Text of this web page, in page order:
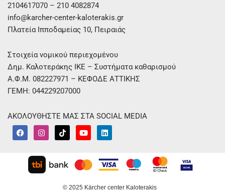
2104617070 – 210 4082874
info@karcher-center-kaloterakis.gr
Πλατεία Ιπποδαμείας 10, Πειραιάς
Στοιχεία νομικού περιεχομένου
Δημ. Καλοτεράκης ΙΚΕ – Συστήματα καθαρισμού
Α.Φ.Μ. 082227971 – ΚΕΦΟΔΕ ΑΤΤΙΚΗΣ
ΓΕΜΗ: 044229207000
ΑΚΟΛΟΥΘΗΣΤΕ ΜΑΣ ΣΤΑ SOCIAL MEDIA
F
a
c
I
n
s
a
g
r
T
i
k
k
Y
o
u
u
b
e
L
i
n
e
d
i
© 2025 Kärcher center Kaloterakis